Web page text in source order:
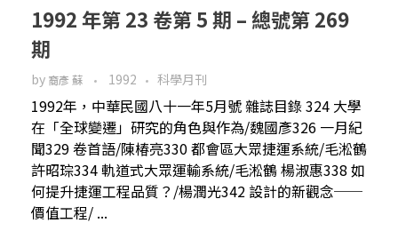
1992 年第 23 卷第 5 期 – 總號第 269
期
by 裔彥 蘇 1992 科學月刊
1992年，中華民國八十一年5月號 雜誌目錄 324 大學
在「全球變遷」研究的角色與作為/魏國彥326 一月紀
聞329 卷首語/陳椿亮330 都會區大眾捷運系統/毛淞鶴
許昭琮334 軌道式大眾運輸系統/毛淞鶴 楊淑惠338 如
何提升捷運工程品質？/楊潤光342 設計的新觀念──
價值工程/ ...